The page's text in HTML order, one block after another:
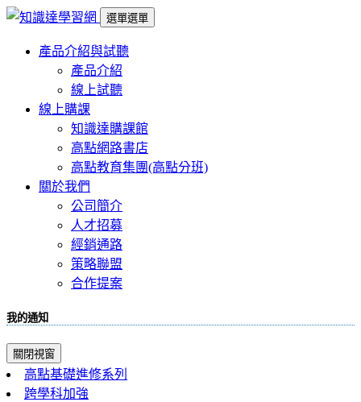
選單選單
產品介紹與試聽
產品介紹
線上試聽
線上購課
知識達購課館
高點網路書店
高點教育集團(高點分班)
關於我們
公司簡介
人才招募
經銷通路
策略聯盟
合作提案
我的通知
關閉視窗
高點基礎進修系列
跨學科加強